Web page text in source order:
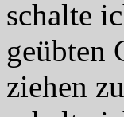
schalte
geübten
ziehen